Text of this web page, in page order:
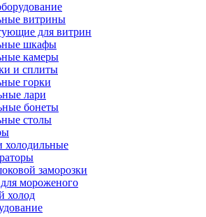
витрины
для витрин
шкафы
камеры
и сплиты
горки
лари
бонеты
столы
холодильные
заморозки
мороженого
холод